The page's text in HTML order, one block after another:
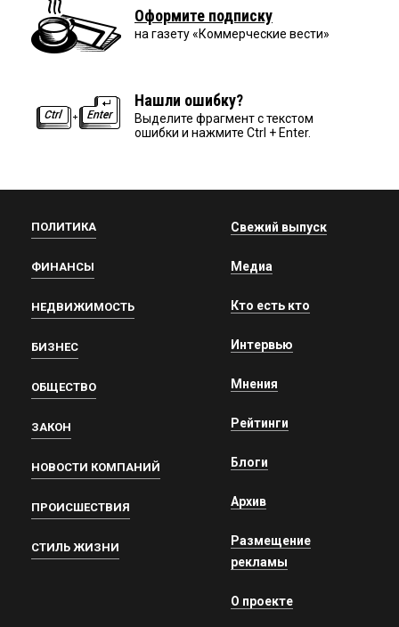
Оформите подписку
на газету «Коммерческие вести»
Нашли ошибку?
Выделите фрагмент с текстом
ошибки и нажмите Ctrl + Enter.
ПОЛИТИКА
ФИНАНСЫ
НЕДВИЖИМОСТЬ
БИЗНЕС
ОБЩЕСТВО
ЗАКОН
НОВОСТИ КОМПАНИЙ
ПРОИСШЕСТВИЯ
СТИЛЬ ЖИЗНИ
Свежий выпуск
Медиа
Кто есть кто
Интервью
Мнения
Рейтинги
Блоги
Архив
Размещение
рекламы
О проекте